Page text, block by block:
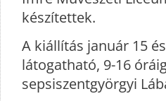
készítettek.
A kiállítás január 15
látogatható, 9-16
sepsiszentgyörgyi